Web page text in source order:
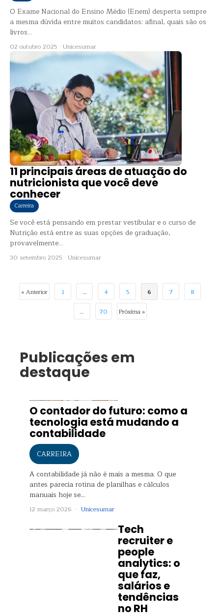
O Exame Nacional do Ensino Médio (Enem) desperta sempre
a mesma dúvida entre muitos candidatos: afinal, quais são os
livros...
02 outubro 2025 · Unicesumar
11 principais áreas de atuação do
nutricionista que você deve
conhecer
Carreira
Se você está pensando em prestar vestibular e o curso de
Nutrição está entre as suas opções de graduação,
provavelmente...
30 setembro 2025 · Unicesumar
« Anterior 1 … 4 5 6 7
8
…
70 Próxima »
Publicações em
destaque
O contador do futuro: como a
tecnologia está mudando a
contabilidade
CARREIRA
A contabilidade já não é mais a mesma. O que
antes parecia rotina de planilhas e cálculos
manuais hoje se…
12 março 2026 · Unicesumar
Tech
recruiter e
people
analytics: o
que faz,
salários e
tendências
no RH